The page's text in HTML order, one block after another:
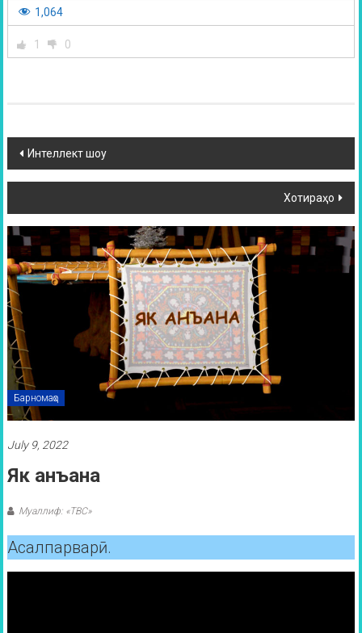
1,064
1 0
Интеллект шоу
Хотираҳо
Барномаҳо
July 9, 2022
Як анъана
Муаллиф: «ТВС»
Асалпарварӣ.